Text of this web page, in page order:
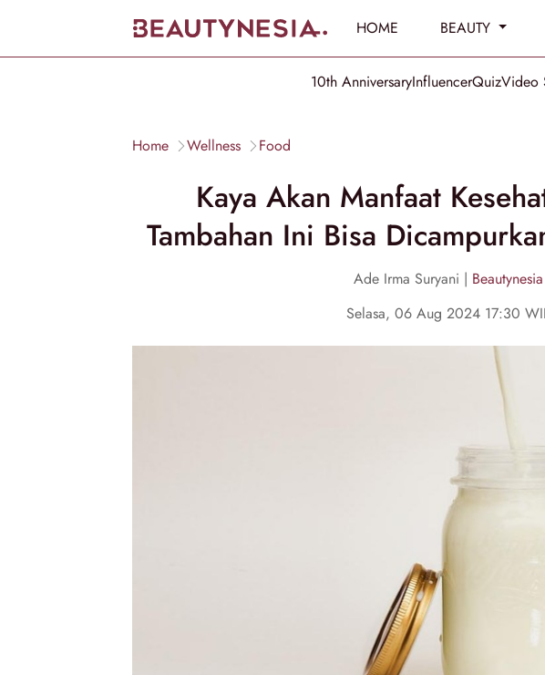
HOME BEAUTY
10th AnniversaryInfluencerQuizVideo
Home Wellness Food
Kaya Akan Manfaat
Tambahan Ini Bisa
Ade Irma Suryani | Beautynesia
Selasa, 06 Aug 2024 17:30